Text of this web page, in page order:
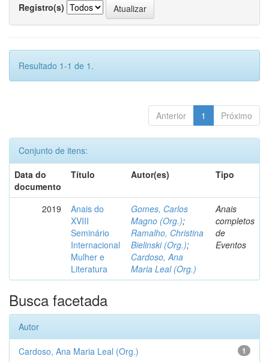
Registro(s)
Resultado 1-1 de 1.
Anterior 1 Próximo
Conjunto de itens:
Data do
documento
Título Autor(es) Tipo
2019
Anais do
XVIII
Seminário
Internacional
Mulher e
Literatura
Gomes, Carlos
Magno (Org.);
Ramalho, Christina
Bielinski (Org.);
Cardoso, Ana
Maria Leal (Org.)
Anais
completos
de
Eventos
Busca facetada
Autor
1
Cardoso, Ana Maria Leal (Org.)